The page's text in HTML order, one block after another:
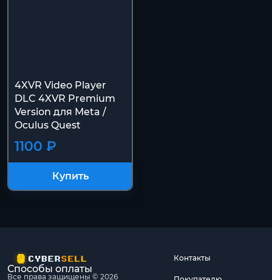
4XVR Video Player
DLC 4XVR Premium
Version для Meta /
Oculus Quest
1100 ₽
Купить
Все права защищены © 2026
Контакты
Способы оплаты